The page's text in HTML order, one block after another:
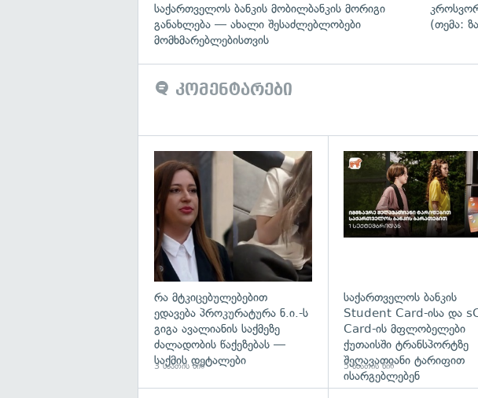
საქართველოს ბანკის მობილბანკის მორიგი
განახლება — ახალი შესაძლებლობები
მომხმარებლებისთვის
(თემა:
კომენტარები
გადახედვა
რა მტკიცებულებებით
ედავება პროკურატურა ნ.ი.-ს
გიგა ავალიანის საქმეზე
ძალადობის წაქეზებას —
საქმის დეტალები
3 საათის წინ
საქართველოს ბანკის
Student Card-ისა და
Card-ის მფლობელები
ქუთაისში ტრანსპორტზე
შეღავათიანი ტარიფით
ისარგებლებენ
5 საათის წინ